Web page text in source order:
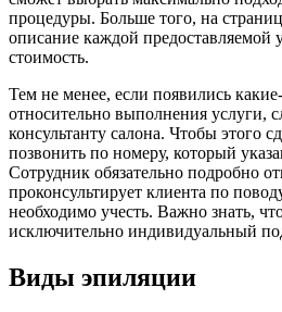
процедуры. Больше того, на
описание каждой предоставляемой
стоимость.
Тем не менее, если появились
относительно выполнения услуги,
консультанту салона. Чтобы этого
позвонить по номеру, который
Сотрудник обязательно подробно
проконсультирует клиента по
необходимо учесть. Важно знать,
исключительно индивидуальный
Виды эпиляции